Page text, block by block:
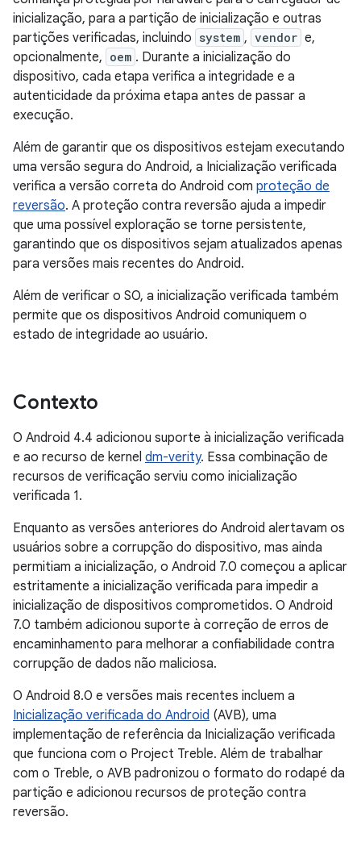
inicialização, para a partição de inicialização e outras
partições verificadas, incluindo system , vendor e,
opcionalmente, oem . Durante a inicialização do
dispositivo, cada etapa verifica a integridade e a
autenticidade da próxima etapa antes de passar a
execução.
Além de garantir que os dispositivos estejam executando
uma versão segura do Android, a Inicialização verificada
verifica a versão correta do Android com proteção de
reversão. A proteção contra reversão ajuda a impedir
que uma possível exploração se torne persistente,
garantindo que os dispositivos sejam atualizados apenas
para versões mais recentes do Android.
Além de verificar o SO, a inicialização verificada também
permite que os dispositivos Android comuniquem o
estado de integridade ao usuário.
Contexto
O Android 4.4 adicionou suporte à inicialização verificada
e ao recurso de kernel dm-verity. Essa combinação de
recursos de verificação serviu como inicialização
verificada 1.
Enquanto as versões anteriores do Android alertavam os
usuários sobre a corrupção do dispositivo, mas ainda
permitiam a inicialização, o Android 7.0 começou a aplicar
estritamente a inicialização verificada para impedir a
inicialização de dispositivos comprometidos. O Android
7.0 também adicionou suporte à correção de erros de
encaminhamento para melhorar a confiabilidade contra
corrupção de dados não maliciosa.
O Android 8.0 e versões mais recentes incluem a
Inicialização verificada do Android (AVB), uma
implementação de referência da Inicialização verificada
que funciona com o Project Treble. Além de trabalhar
com o Treble, o AVB padronizou o formato do rodapé da
partição e adicionou recursos de proteção contra
reversão.